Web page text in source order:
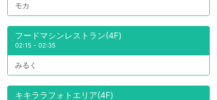
モカ
フードマシンレストラン(4F)
02:15 - 02:35
みるく
キキララフォトエリア(4F)